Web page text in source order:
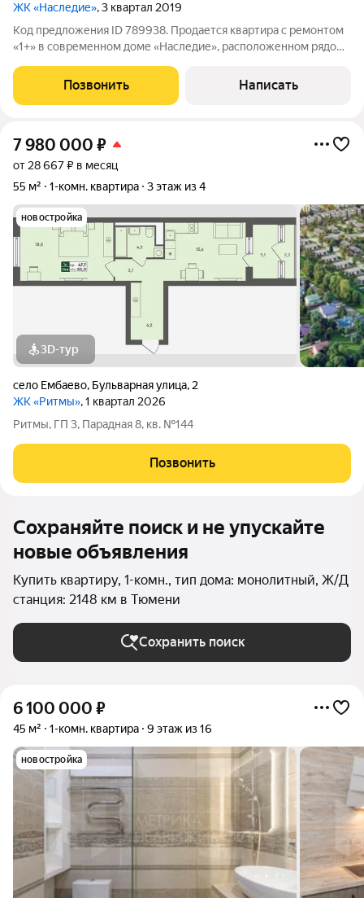
ЖК «Наследие», 3 квартал 2019
Код предложения ID 789938. Продается квартира с ремонтом
«1+» в современном доме «Наследие», расположенном рядом
качественным ремонтом станет отличным вариантом для
комфортной жизни. По
Позвонить Написать
7 980 000 ₽
от 28 667 ₽ в месяц
55 м²
1-комн. квартира 3 этаж из 4
новостройка
3D-тур
село Ембаево, Бульварная улица, 2
ЖК «Ритмы», 1 квартал 2026
Ритмы, ГП 3, Парадная 8, кв. №144
Позвонить
Сохраняйте поиск и не упускайте
новые объявления
Купить квартиру, 1-комн., тип дома: монолитный, Ж/Д
станция: 2148 км в Тюмени
Сохранить поиск
6 100 000 ₽
45 м² 1-комн. квартира 9 этаж из 16
новостройка